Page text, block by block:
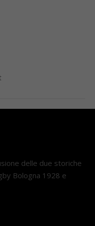
delle due storiche
Bologna 1928 e